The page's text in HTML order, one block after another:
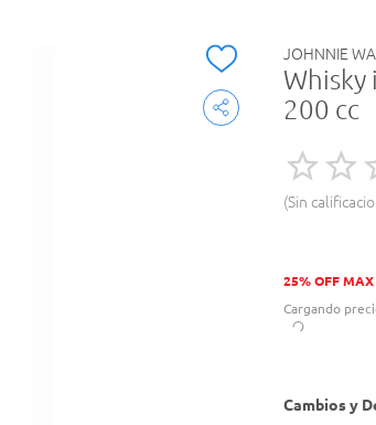
JOHNNIE
200 cc
Sin
25% OFF
Cargando
Cambios y